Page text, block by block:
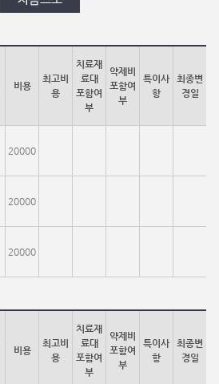
비용
최고비
용
치료재
료대
포함여
부
약제비
포함여
부
특이사
항
최종변
경일
20000
20000
20000
비용
최고비
용
치료재
료대
포함여
부
약제비
포함여
부
특이사
항
최종변
경일